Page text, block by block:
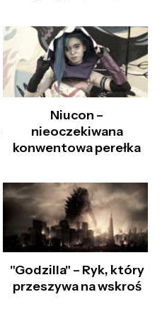
Niucon –
nieoczekiwana
konwentowa perełka
"Godzilla" – Ryk, który
przeszywa na wskroś